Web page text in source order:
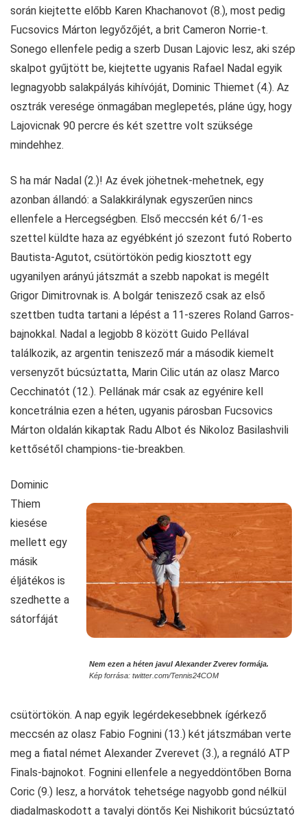
során kiejtette előbb Karen Khachanovot (8.), most pedig
Fucsovics Márton legyőzőjét, a brit Cameron Norrie-t.
Sonego ellenfele pedig a szerb Dusan Lajovic lesz, aki szép
skalpot gyűjtött be, kiejtette ugyanis Rafael Nadal egyik
legnagyobb salakpályás kihívóját, Dominic Thiemet (4.). Az
osztrák veresége önmagában meglepetés, pláne úgy, hogy
Lajovicnak 90 percre és két szettre volt szüksége
mindehhez.
S ha már Nadal (2.)! Az évek jöhetnek-mehetnek, egy
azonban állandó: a Salakkirálynak egyszerűen nincs
ellenfele a Hercegségben. Első meccsén két 6/1-es
szettel küldte haza az egyébként jó szezont futó Roberto
Bautista-Agutot, csütörtökön pedig kiosztott egy
ugyanilyen arányú játszmát a szebb napokat is megélt
Grigor Dimitrovnak is. A bolgár teniszező csak az első
szettben tudta tartani a lépést a 11-szeres Roland Garros-
bajnokkal. Nadal a legjobb 8 között Guido Pellával
találkozik, az argentin teniszező már a második kiemelt
versenyzőt búcsúztatta, Marin Cilic után az olasz Marco
Cecchinatót (12.). Pellának már csak az egyénire kell
koncetrálnia ezen a héten, ugyanis párosban Fucsovics
Márton oldalán kikaptak Radu Albot és Nikoloz Basilashvili
kettősétől champions-tie-breakben.
Nem ezen a héten javul Alexander Zverev formája.
Kép forrása: twitter.com/Tennis24COM
Dominic
Thiem
kiesése
mellett egy
másik
éljátékos is
szedhette a
sátorfáját
csütörtökön. A nap egyik legérdekesebbnek ígérkező
meccsén az olasz Fabio Fognini (13.) két játszmában verte
meg a fiatal német Alexander Zverevet (3.), a regnáló ATP
Finals-bajnokot. Fognini ellenfele a negyeddöntőben Borna
Coric (9.) lesz, a horvátok tehetsége nagyobb gond nélkül
diadalmaskodott a tavalyi döntős Kei Nishikorit búcsúztató